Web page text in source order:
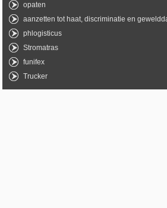
opaten
aanzetten tot haat, discriminatie en
phlogisticus
Stromatras
funifex
Trucker